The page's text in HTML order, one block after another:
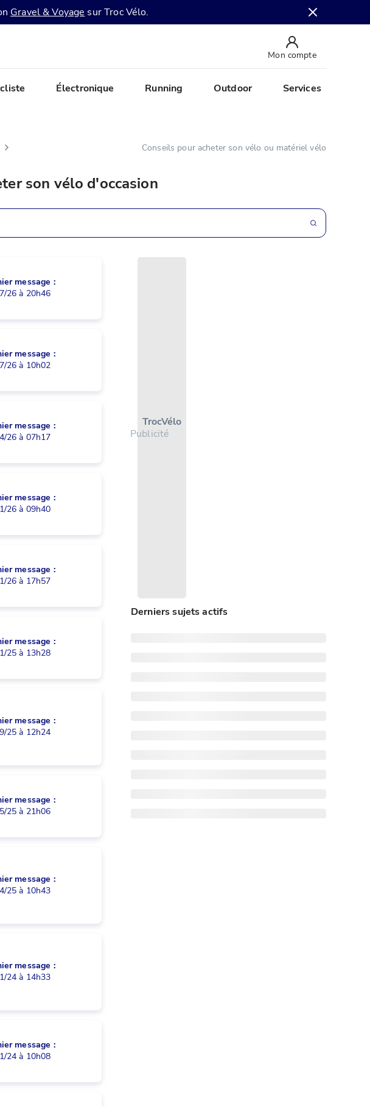
Gravel & Voyage sur Troc Vélo.
Mon compte
Électronique Running Outdoor Services
Conseils pour acheter son vélo ou matériel vélo
son vélo d'occasion
message :
26 à 20h46
message :
26 à 10h02
message :
26 à 07h17
message :
26 à 09h40
message :
26 à 17h57
message :
25 à 13h28
message :
25 à 12h24
message :
25 à 21h06
message :
25 à 10h43
message :
24 à 14h33
message :
24 à 10h08
Troc Vélo
Publicité
Derniers sujets actifs